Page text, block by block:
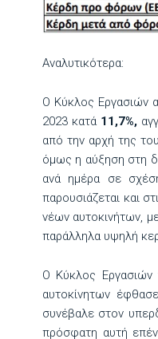
Αναλυτικότερα:
Ο Κύκλος Εργασιών
2023 κατά 11,7%,
από την αρχή της
όμως η αύξηση στη
ανά ημέρα σε
παρουσιάζεται και
νέων αυτοκινήτων,
παράλληλα υψηλή
Ο Κύκλος Εργασιών
αυτοκίνητων
συνέβαλε στον
πρόσφατη αυτή